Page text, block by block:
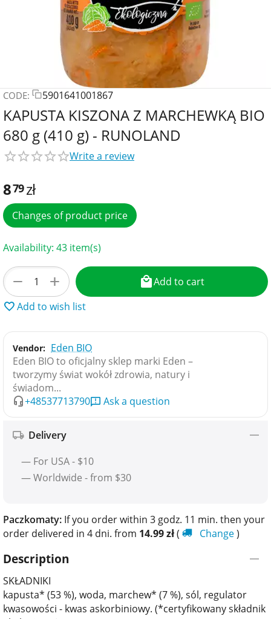
CODE: 5901641001867
KAPUSTA KISZONA Z MARCHEWKĄ BIO
680 g (410 g) - RUNOLAND
Write a review
879zł
Changes of product price
Availability: 43 item(s)
+
−
Add to cart
Add to wish list
Vendor: Eden BIO
Eden BIO to oficjalny sklep marki Eden –
tworzymy świat wokół zdrowia, natury i
świadom...
+48537713790
Ask a question
Delivery
— For USA - $10
— Worldwide - from $30
Paczkomaty: If you order within 3 godz. 11 min. then your
order delivered in 4 dni. from 14.99zł( Change)
Description
SKŁADNIKI
kapusta* (53 %), woda, marchew* (7 %), sól, regulator
kwasowości - kwas askorbiniowy. (*certyfikowany składnik